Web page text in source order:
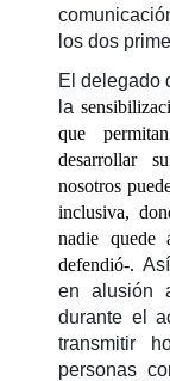
los dos
El delegado
la
que
desarrollar
nosotros
inclusiva,
nadie quede
defendió-.
en alusión
durante el
transmitir
personas